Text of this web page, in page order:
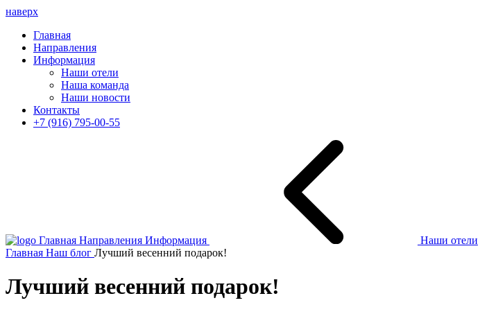
наверх
Главная
Направления
Информация
Наши отели
Наша команда
Наши новости
Контакты
+7 (916) 795-00-55
Главная Направления Информация Наши отели
Главная Наш блог Лучший весенний подарок!
Лучший весенний подарок!